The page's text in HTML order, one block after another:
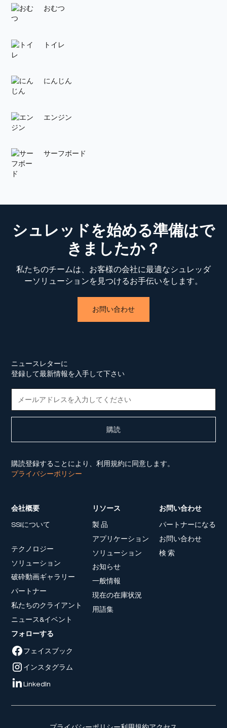
おむつ
トイレ
にんじん
エンジン
サーフボード
シュレッドを始める準備はで
きましたか？
私たちのチームは、お客様の会社に最適なシュレッダ
ーソリューションを見つけるお手伝いをします。
お問い合わせ
ニュースレターに
登録して最新情報を入手して下さい
購読登録することにより、利用規約に同意します。
プライバシーポリシー
会社概要
SSIについて
テクノロジー
ソリューション
破砕動画ギャラリー
パートナー
私たちのクライアント
ニュース&イベント
リソース
製 品
アプリケーション
ソリューション
お知らせ
一般情報
現在の在庫状況
用語集
お問い合わせ
パートナーになる
お問い合わせ
検 索
フォローする
フェイスブック
インスタグラム
LinkedIn